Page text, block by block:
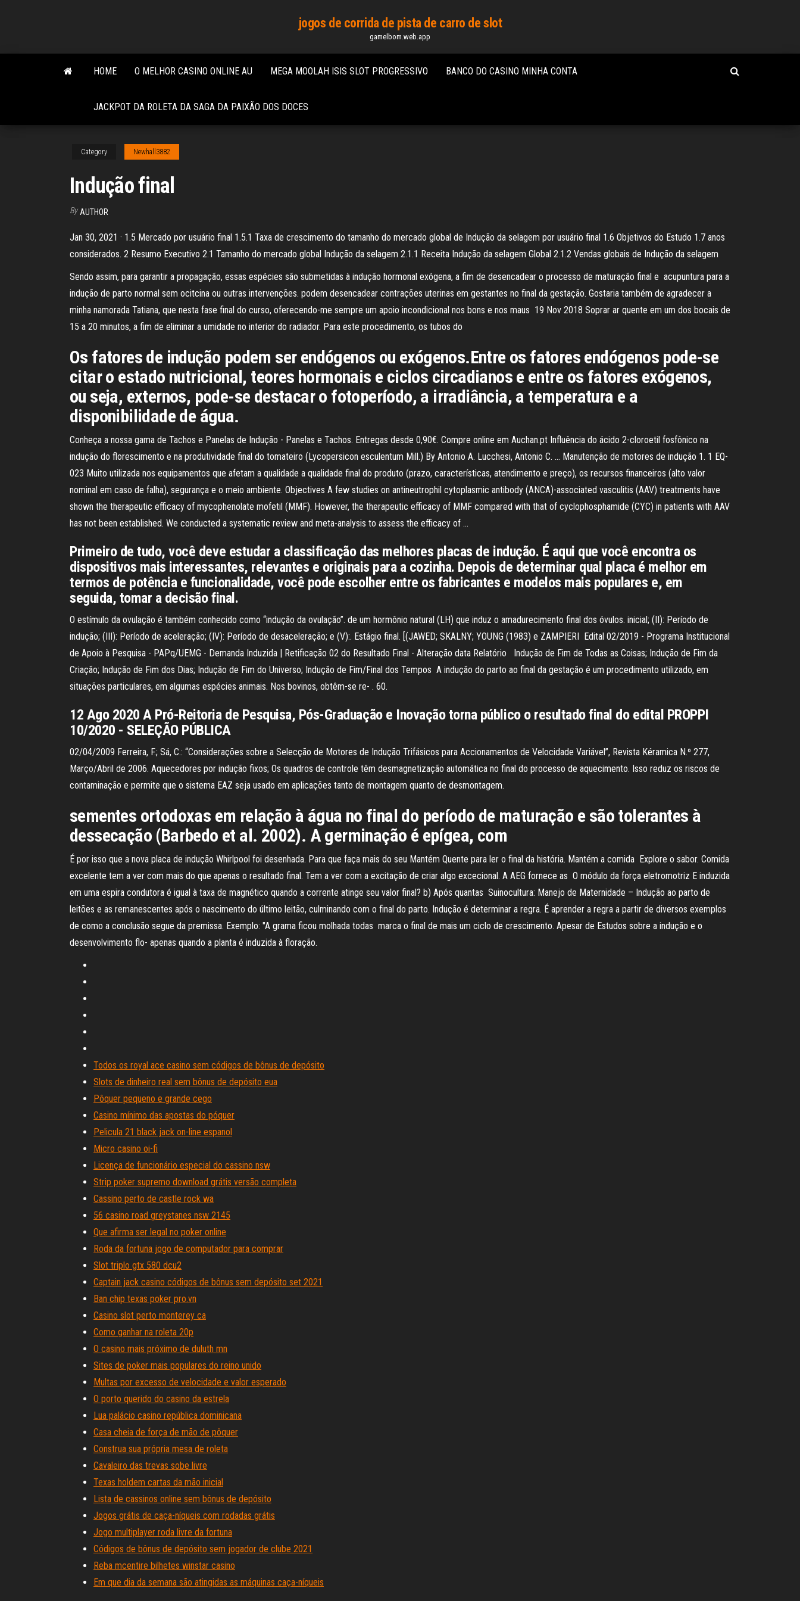
content
jogos de corrida de pista de carro de slot
gamelbom.web.app
HOME O MELHOR CASINO ONLINE AU MEGA MOOLAH ISIS SLOT PROGRESSIVO BANCO DO CASINO MINHA CONTA
JACKPOT DA ROLETA DA SAGA DA PAIXÃO DOS DOCES
Category Newhall3882
Indução final
By AUTHOR
Jan 30, 2021 · 1.5 Mercado por usuário final 1.5.1 Taxa de crescimento do tamanho do mercado global de Indução da selagem por usuário final 1.6 Objetivos do Estudo 1.7 anos
considerados. 2 Resumo Executivo 2.1 Tamanho do mercado global Indução da selagem 2.1.1 Receita Indução da selagem Global 2.1.2 Vendas globais de Indução da selagem
Sendo assim, para garantir a propagação, essas espécies são submetidas à indução hormonal exógena, a fim de desencadear o processo de maturação final e acupuntura para a
indução de parto normal sem ocitcina ou outras intervenções. podem desencadear contrações uterinas em gestantes no final da gestação. Gostaria também de agradecer a
minha namorada Tatiana, que nesta fase final do curso, oferecendo-me sempre um apoio incondicional nos bons e nos maus 19 Nov 2018 Soprar ar quente em um dos bocais de
15 a 20 minutos, a fim de eliminar a umidade no interior do radiador. Para este procedimento, os tubos do
Os fatores de indução podem ser endógenos ou exógenos.Entre os fatores endógenos pode-se
citar o estado nutricional, teores hormonais e ciclos circadianos e entre os fatores exógenos,
ou seja, externos, pode-se destacar o fotoperíodo, a irradiância, a temperatura e a
disponibilidade de água.
Conheça a nossa gama de Tachos e Panelas de Indução - Panelas e Tachos. Entregas desde 0,90€. Compre online em Auchan.pt Influência do ácido 2-cloroetil fosfônico na
indução do florescimento e na produtividade final do tomateiro (Lycopersicon esculentum Mill.) By Antonio A. Lucchesi, Antonio C. … Manutenção de motores de indução 1. 1 EQ-
023 Muito utilizada nos equipamentos que afetam a qualidade a qualidade final do produto (prazo, características, atendimento e preço), os recursos financeiros (alto valor
nominal em caso de falha), segurança e o meio ambiente. Objectives A few studies on antineutrophil cytoplasmic antibody (ANCA)-associated vasculitis (AAV) treatments have
shown the therapeutic efficacy of mycophenolate mofetil (MMF). However, the therapeutic efficacy of MMF compared with that of cyclophosphamide (CYC) in patients with AAV
has not been established. We conducted a systematic review and meta-analysis to assess the efficacy of …
Primeiro de tudo, você deve estudar a classificação das melhores placas de indução. É aqui que você encontra os
dispositivos mais interessantes, relevantes e originais para a cozinha. Depois de determinar qual placa é melhor em
termos de potência e funcionalidade, você pode escolher entre os fabricantes e modelos mais populares e, em
seguida, tomar a decisão final.
O estímulo da ovulação é também conhecido como “indução da ovulação”. de um hormônio natural (LH) que induz o amadurecimento final dos óvulos. inicial; (II): Período de
indução; (III): Período de aceleração; (IV): Período de desaceleração; e (V):. Estágio final. [(JAWED; SKALNY; YOUNG (1983) e ZAMPIERI Edital 02/2019 - Programa Institucional
de Apoio à Pesquisa - PAPq/UEMG - Demanda Induzida | Retificação 02 do Resultado Final - Alteração data Relatório Indução de Fim de Todas as Coisas; Indução de Fim da
Criação; Indução de Fim dos Dias; Indução de Fim do Universo; Indução de Fim/Final dos Tempos A indução do parto ao final da gestação é um procedimento utilizado, em
situações particulares, em algumas espécies animais. Nos bovinos, obtêm-se re- . 60.
12 Ago 2020 A Pró-Reitoria de Pesquisa, Pós-Graduação e Inovação torna público o resultado final do edital PROPPI
10/2020 - SELEÇÃO PÚBLICA
02/04/2009 Ferreira, F.; Sá, C.: “Considerações sobre a Selecção de Motores de Indução Trifásicos para Accionamentos de Velocidade Variável”, Revista Kéramica N.º 277,
Março/Abril de 2006. Aquecedores por indução fixos; Os quadros de controle têm desmagnetização automática no final do processo de aquecimento. Isso reduz os riscos de
contaminação e permite que o sistema EAZ seja usado em aplicações tanto de montagem quanto de desmontagem.
sementes ortodoxas em relação à água no final do período de maturação e são tolerantes à
dessecação (Barbedo et al. 2002). A germinação é epígea, com
É por isso que a nova placa de indução Whirlpool foi desenhada. Para que faça mais do seu Mantém Quente para ler o final da história. Mantém a comida Explore o sabor. Comida
excelente tem a ver com mais do que apenas o resultado final. Tem a ver com a excitação de criar algo excecional. A AEG fornece as O módulo da força eletromotriz E induzida
em uma espira condutora é igual à taxa de magnético quando a corrente atinge seu valor final? b) Após quantas Suinocultura: Manejo de Maternidade – Indução ao parto de
leitões e as remanescentes após o nascimento do último leitão, culminando com o final do parto. Indução é determinar a regra. É aprender a regra a partir de diversos exemplos
de como a conclusão segue da premissa. Exemplo: "A grama ficou molhada todas marca o final de mais um ciclo de crescimento. Apesar de Estudos sobre a indução e o
desenvolvimento flo- apenas quando a planta é induzida à floração.
Todos os royal ace casino sem códigos de bônus de depósito
Slots de dinheiro real sem bônus de depósito eua
Pôquer pequeno e grande cego
Casino mínimo das apostas do póquer
Pelicula 21 black jack on-line espanol
Micro casino oi-fi
Licença de funcionário especial do cassino nsw
Strip poker supremo download grátis versão completa
Cassino perto de castle rock wa
56 casino road greystanes nsw 2145
Que afirma ser legal no poker online
Roda da fortuna jogo de computador para comprar
Slot triplo gtx 580 dcu2
Captain jack casino códigos de bônus sem depósito set 2021
Ban chip texas poker pro.vn
Casino slot perto monterey ca
Como ganhar na roleta 20p
O casino mais próximo de duluth mn
Sites de poker mais populares do reino unido
Multas por excesso de velocidade e valor esperado
O porto querido do casino da estrela
Lua palácio casino república dominicana
Casa cheia de força de mão de pôquer
Construa sua própria mesa de roleta
Cavaleiro das trevas sobe livre
Texas holdem cartas da mão inicial
Lista de cassinos online sem bônus de depósito
Jogos grátis de caça-níqueis com rodadas grátis
Jogo multiplayer roda livre da fortuna
Códigos de bônus de depósito sem jogador de clube 2021
Reba mcentire bilhetes winstar casino
Em que dia da semana são atingidas as máquinas caça-níqueis